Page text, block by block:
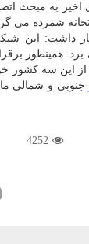
اخیر به مبحث
شمرده می
داشت: این
همینطور
این سه كشور
جنوبی و شمالی ما
4252